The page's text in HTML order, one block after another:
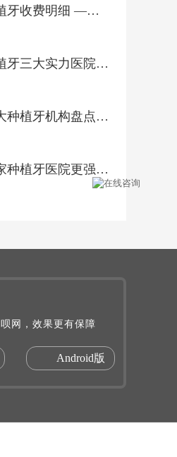
北京种植牙收费明细 —— 国产与进口品牌全收录
北京种植牙三大实力医院 —— 权威榜单上新，你会选哪家
北京十大种植牙机构盘点 —— 口碑与技术硬碰硬对比
北京哪家种植牙医院更强 —— 技术与性价比双重实测
网，效果更有保障
Android版